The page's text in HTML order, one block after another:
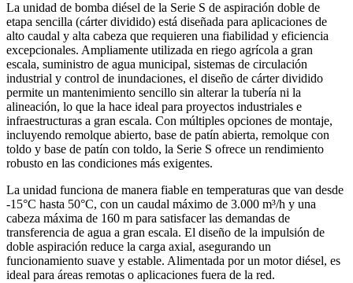
La unidad de bomba diésel de la Serie S de aspiración doble de
etapa sencilla (cárter dividido) está diseñada para aplicaciones de
alto caudal y alta cabeza que requieren una fiabilidad y eficiencia
excepcionales. Ampliamente utilizada en riego agrícola a gran
escala, suministro de agua municipal, sistemas de circulación
industrial y control de inundaciones, el diseño de cárter dividido
permite un mantenimiento sencillo sin alterar la tubería ni la
alineación, lo que la hace ideal para proyectos industriales e
infraestructuras a gran escala. Con múltiples opciones de montaje,
incluyendo remolque abierto, base de patín abierta, remolque con
toldo y base de patín con toldo, la Serie S ofrece un rendimiento
robusto en las condiciones más exigentes.
La unidad funciona de manera fiable en temperaturas que van desde
-15°C hasta 50°C, con un caudal máximo de 3.000 m³/h y una
cabeza máxima de 160 m para satisfacer las demandas de
transferencia de agua a gran escala. El diseño de la impulsión de
doble aspiración reduce la carga axial, asegurando un
funcionamiento suave y estable. Alimentada por un motor diésel, es
ideal para áreas remotas o aplicaciones fuera de la red.